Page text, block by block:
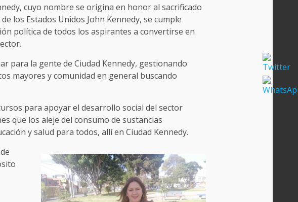
cuyo nombre se origina en honor al sacrificado
los Estados Unidos John Kennedy, se cumple
política de todos los aspirantes a convertirse en
para la gente de Ciudad Kennedy, gestionando
mayores y comunidad en general buscando
para apoyar el desarrollo social del sector
que los aleje del consumo de sustancias
y salud para todos, allí en Ciudad Kennedy.